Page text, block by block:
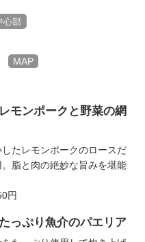
心部
MAP
モンポークと野菜の網
たレモンポークのロースだ
。脂と肉の絶妙な旨みを堪能
円
っぷり魚介のパエリア